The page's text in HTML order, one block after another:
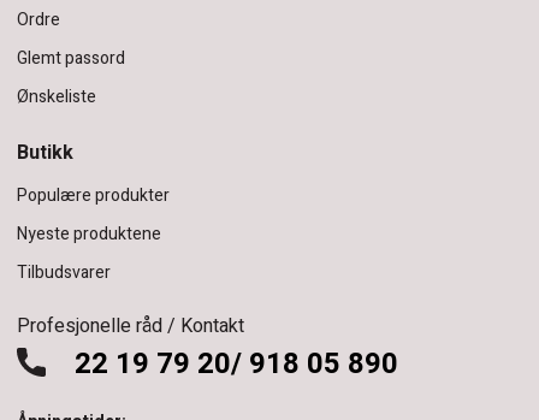
Ordre
Glemt passord
Ønskeliste
Butikk
Populære produkter
Nyeste produktene
Tilbudsvarer
Profesjonelle råd / Kontakt
22 19 79 20/ 918 05 890